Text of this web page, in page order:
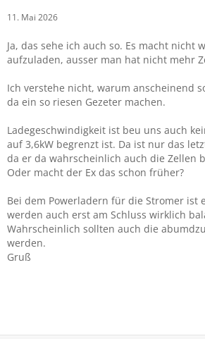
11. Mai 2026
Ja, das sehe ich auch so. Es macht nicht
aufzuladen, ausser man hat nicht mehr
Ich verstehe nicht, warum anscheinend
da ein so riesen Gezeter machen.
Ladegeschwindigkeit ist beu uns auch
auf 3,6kW begrenzt ist. Da ist nur das
da er da wahrscheinlich auch die Zellen
Oder macht der Ex das schon früher?
Bei dem Powerladern für die Stromer ist
werden auch erst am Schluss wirklich
Wahrscheinlich sollten auch die
werden.
Gruß